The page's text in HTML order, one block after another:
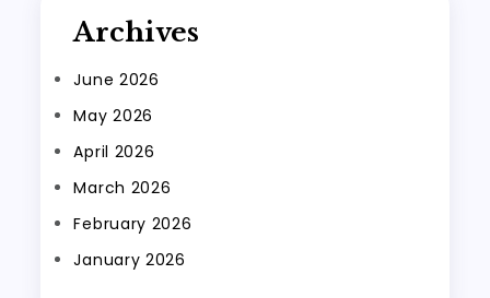
Archives
June 2026
May 2026
April 2026
March 2026
February 2026
January 2026